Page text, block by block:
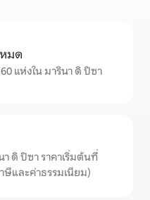
มด
แห่งใน มารินา ดิ ปิซา
ดิ ปิซา ราคาเริ่มต้นที่
ษีและค่าธรรมเนียม)